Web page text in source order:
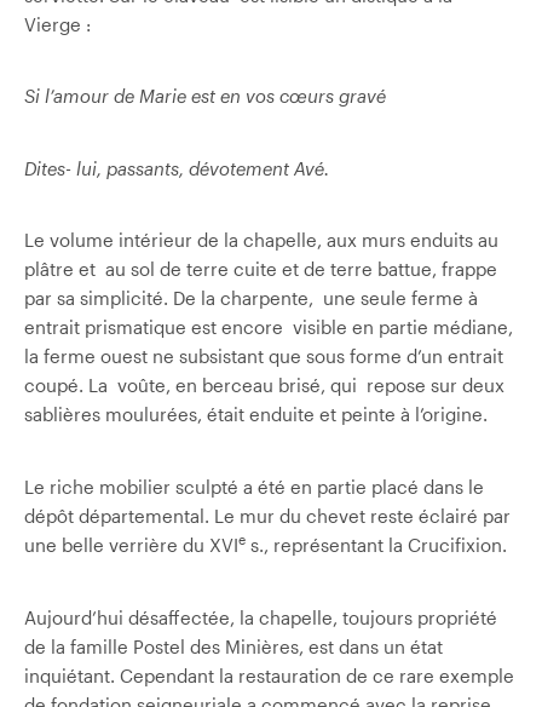
Vierge :
Si l’amour de Marie est en vos cœurs gravé
Dites- lui, passants, dévotement Avé.
Le volume intérieur de la chapelle, aux murs enduits au
plâtre et au sol de terre cuite et de terre battue, frappe
par sa simplicité. De la charpente, une seule ferme à
entrait prismatique est encore visible en partie médiane,
la ferme ouest ne subsistant que sous forme d’un entrait
coupé. La voûte, en berceau brisé, qui repose sur deux
sablières moulurées, était enduite et peinte à l’origine.
Le riche mobilier sculpté a été en partie placé dans le
dépôt départemental. Le mur du chevet reste éclairé par
une belle verrière du XVIe s., représentant la Crucifixion.
Aujourd’hui désaffectée, la chapelle, toujours propriété
de la famille Postel des Minières, est dans un état
inquiétant. Cependant la restauration de ce rare exemple